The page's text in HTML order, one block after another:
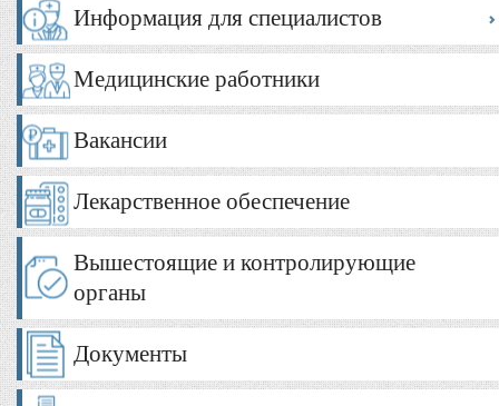
Информация для специалистов
Медицинские работники
Вакансии
Лекарственное обеспечение
Вышестоящие и контролирующие
органы
Документы